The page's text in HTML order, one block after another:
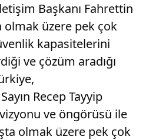
Başkanı Fahrettin
olmak üzere pek çok
kapasitelerini
ve çözüm aradığı
Recep Tayyip
ve öngörüsü ile
olmak üzere pek çok